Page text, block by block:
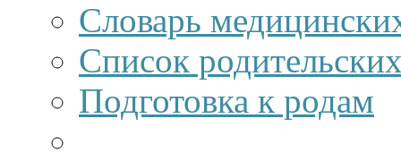
Словарь
Список
Подготовка к родам